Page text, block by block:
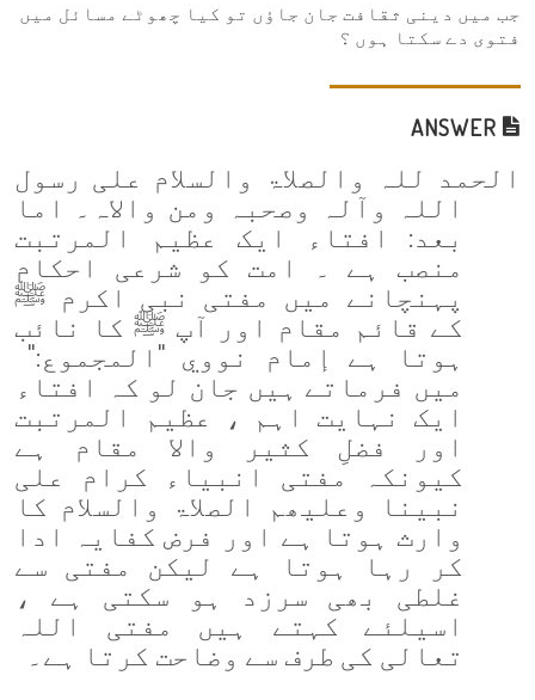
جب میں دینی ثقافت جان جاؤں تو کیا چھوٹے مسائل میں
فتوی دے سکتا ہوں ؟
الحمد للہ والصلاۃ والسلام علی رسول
اللہ وآلہ وصحبہ ومن والاہ۔ اما
بعد:
افتاء ایک عظیم المرتبت
منصب ہے ۔ امت کو شرعی احکام
پہنچانے میں مفتی نبی اکرم ﷺ
کے قائم مقام اور آپ ﷺ کا نائب
ہوتا ہے
إمام نووي "المجموع":
میں فرماتے ہیں جان لو کہ افتاء
ایک نہایت اہم ، عظیم المرتبت
اور فضلِ کثیر والا مقام ہے
کیونکہ مفتی انبیاء کرام علی
نبینا وعلیھم الصلاۃ والسلام کا
وارث ہوتا ہے اور فرض کفایہ ادا
کر رہا ہوتا ہے لیکن مفتی سے
غلطی بھی سرزد ہو سکتی ہے ،
اسیلئے کہتے ہیں مفتی اللہ
تعالی کی طرف سے وضاحت کرتا ہے۔